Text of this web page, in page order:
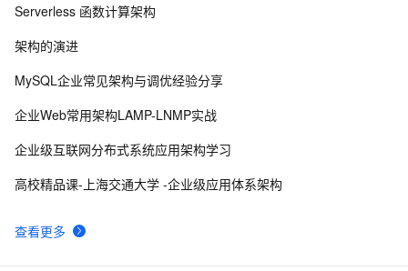
8 ios CoreData
10使IFRAME在iOS设备上支持滚动
查看更多
Serverless 函数计算架构
架构的演进
MySQL企业常见架构与调优经验分享
企业Web常用架构LAMP-LNMP实战
企业级互联网分布式系统应用架构学习
高校精品课-上海交通大学 -企业级应用体系架构